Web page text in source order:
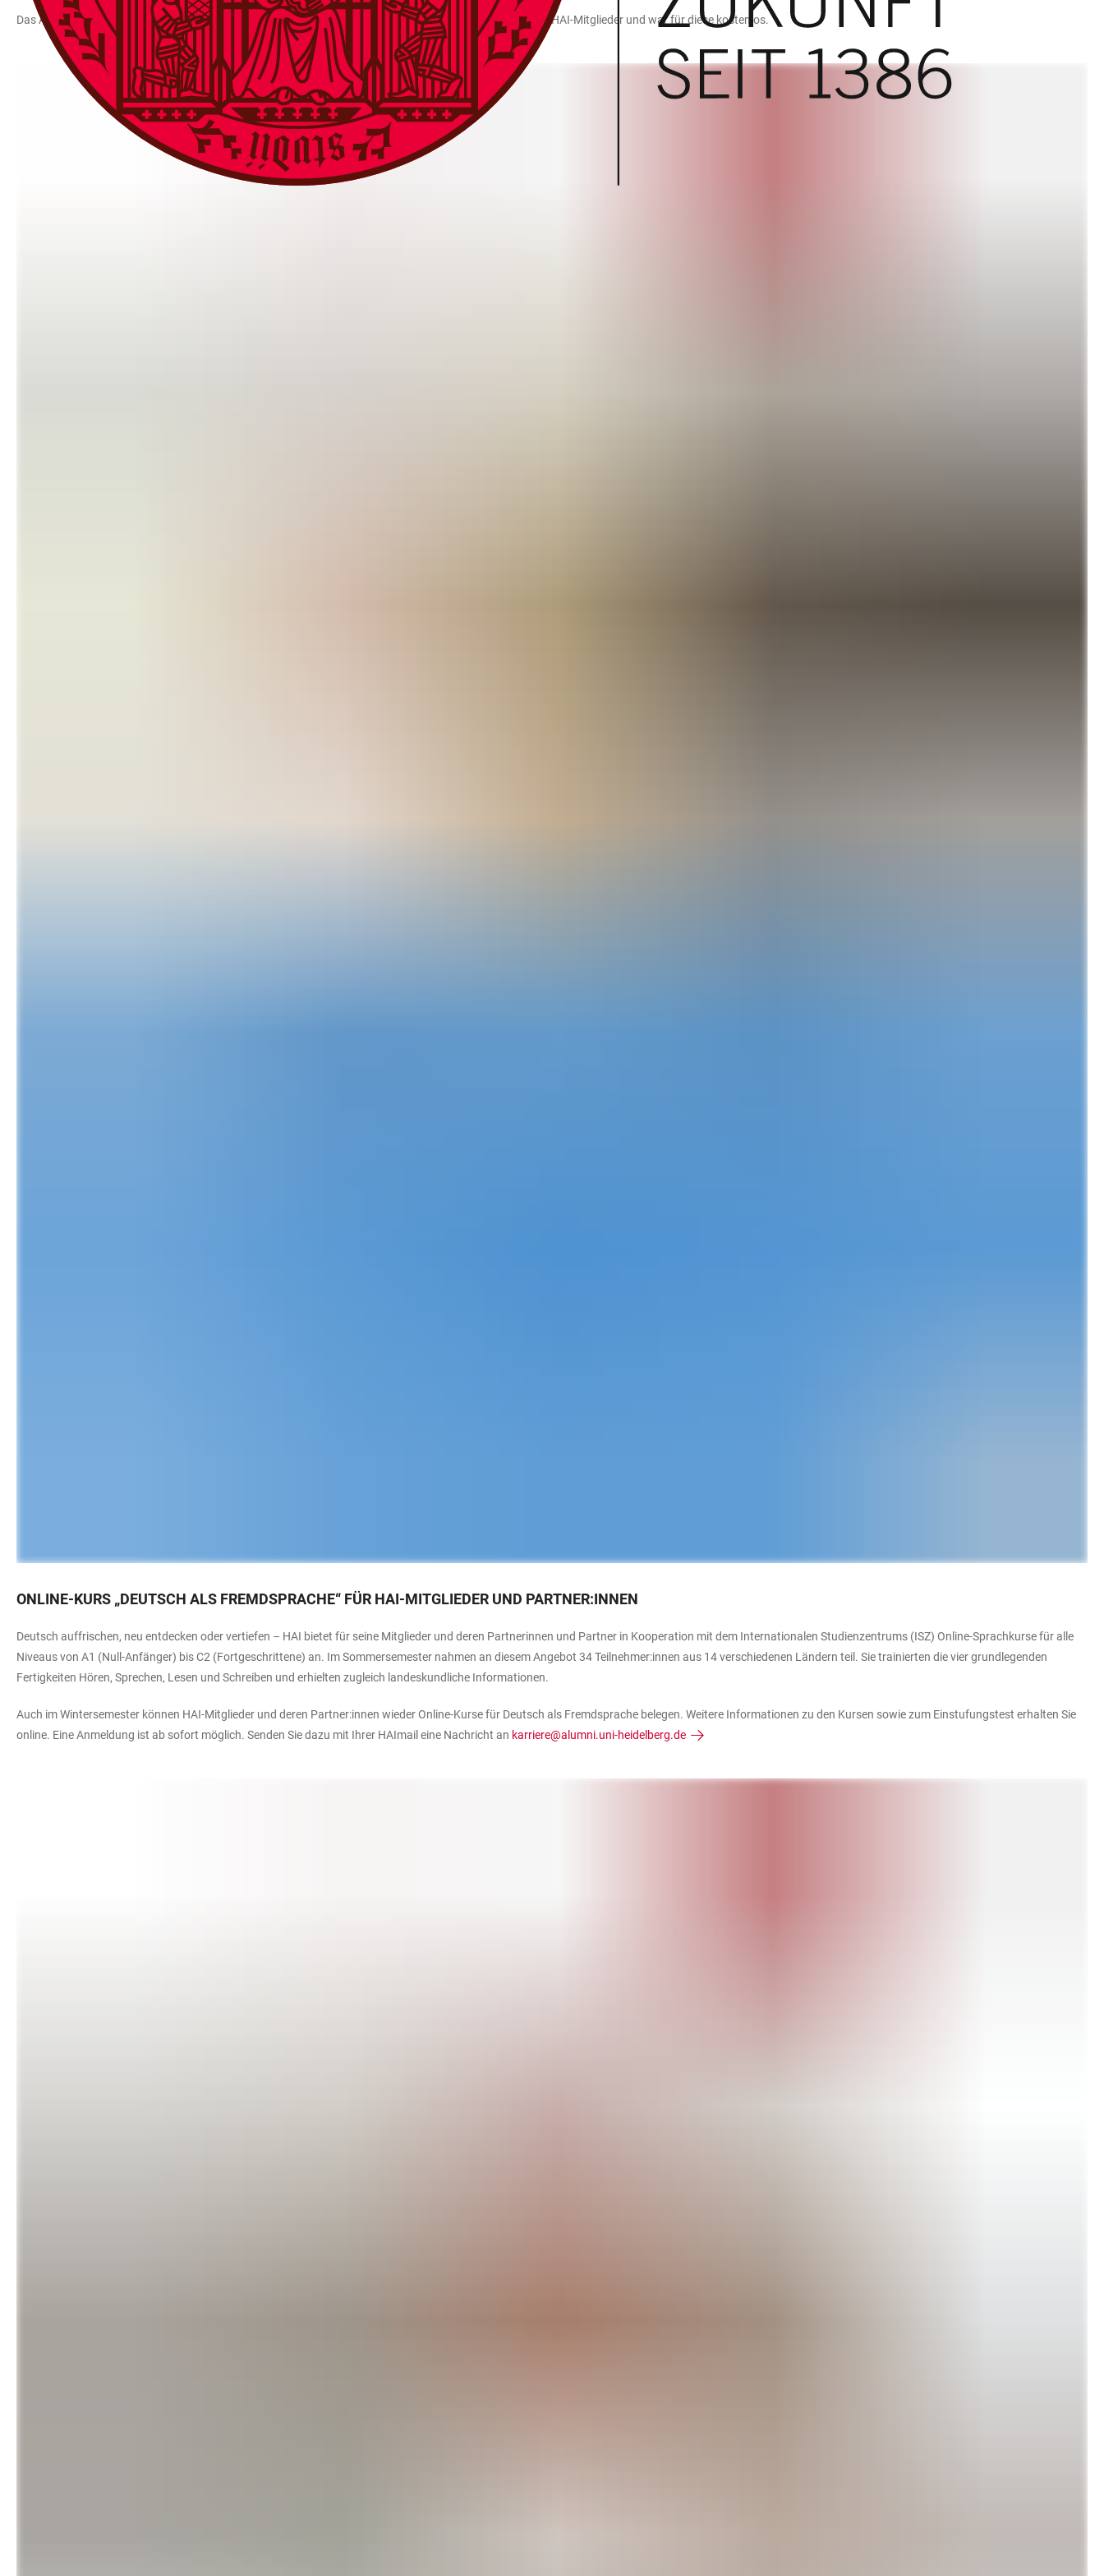
Das Angebot, das sowohl auf Deutsch als auch auf Englisch durchgeführt wurde, richtete sich exklusiv an HAI-Mitglieder und war für diese kostenlos.
ONLINE-KURS „DEUTSCH ALS FREMDSPRACHE“ FÜR HAI-MITGLIEDER UND PARTNER:INNEN
Deutsch auffrischen, neu entdecken oder vertiefen – HAI bietet für seine Mitglieder und deren Partnerinnen und Partner in Kooperation mit dem Internationalen Studienzentrums (ISZ) Online-Sprachkurse für alle
Niveaus von A1 (Null-Anfänger) bis C2 (Fortgeschrittene) an. Im Sommersemester nahmen an diesem Angebot 34 Teilnehmer:innen aus 14 verschiedenen Ländern teil. Sie trainierten die vier grundlegenden
Fertigkeiten Hören, Sprechen, Lesen und Schreiben und erhielten zugleich landeskundliche Informationen.
Auch im Wintersemester können HAI-Mitglieder und deren Partner:innen wieder Online-Kurse für Deutsch als Fremdsprache belegen. Weitere Informationen zu den Kursen sowie zum Einstufungstest erhalten Sie
online. Eine Anmeldung ist ab sofort möglich. Senden Sie dazu mit Ihrer HAImail eine Nachricht an karriere@alumni.uni-heidelberg.de